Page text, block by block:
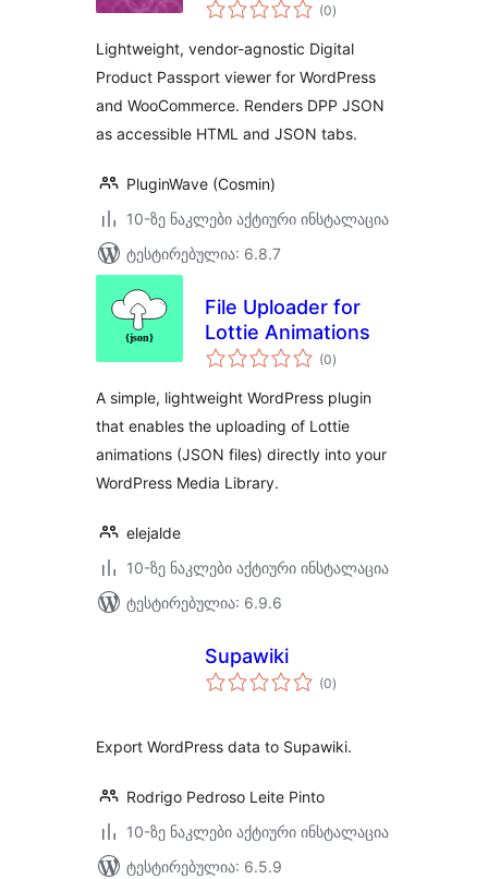
(0რეიტინგი
)
Lightweight, vendor-agnostic Digital
Product Passport viewer for WordPress
and WooCommerce. Renders DPP JSON
as accessible HTML and JSON tabs.
PluginWave (Cosmin)
10-ზე ნაკლები აქტიური ინსტალაცია
ტესტირებულია: 6.8.7
File Uploader for
Lottie Animations
(0საერთო
რეიტინგი
)
A simple, lightweight WordPress plugin
that enables the uploading of Lottie
animations (JSON files) directly into your
WordPress Media Library.
elejalde
10-ზე ნაკლები აქტიური ინსტალაცია
ტესტირებულია: 6.9.6
Supawiki
(0საერთო
რეიტინგი
)
Export WordPress data to Supawiki.
Rodrigo Pedroso Leite Pinto
10-ზე ნაკლები აქტიური ინსტალაცია
ტესტირებულია: 6.5.9